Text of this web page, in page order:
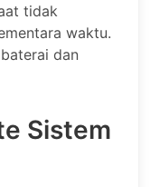
tidak
waktu.
dan
Sistem